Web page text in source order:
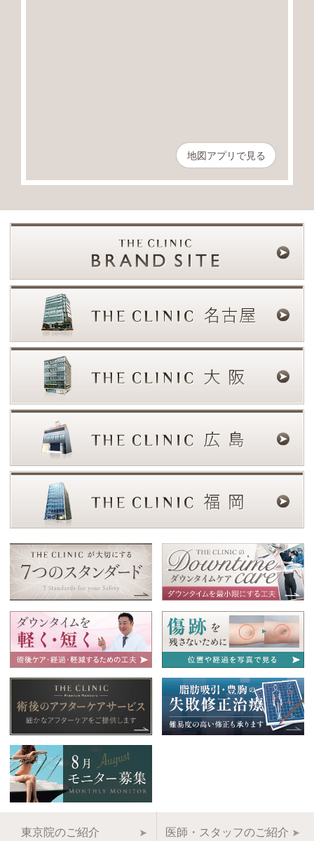
地図アプリで見る
東京院のご紹介 医師・スタッフのご紹介